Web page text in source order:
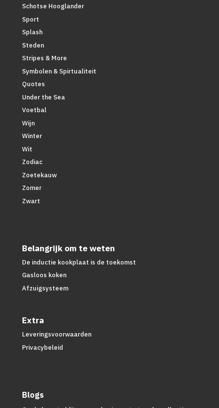
Schotse Hooglander
Sport
Splash
Steden
Stripes & More
Symbolen & Spirtualiteit
Quotes
Under the Sea
Voetbal
Wijn
Winter
Wit
Zodiac
Zoetekauw
Zomer
Zwart
Belangrijk om te weten
De inductie kookplaat is de toekomst
Gasloos koken
Afzuigsysteem
Extra
Leveringsvoorwaarden
Privacybeleid
Blogs